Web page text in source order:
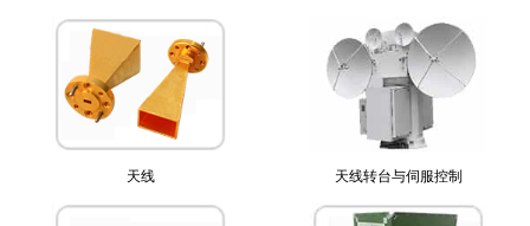
天线 天线转台与伺服控制